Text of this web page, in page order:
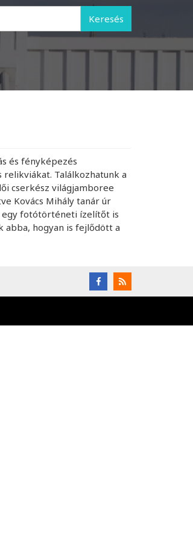
és fényképezés
Találkozhatunk a
cserkész világjamboree
Kovács Mihály tanár úr
egy fotótörténeti ízelítőt is
abba, hogyan is fejlődött a